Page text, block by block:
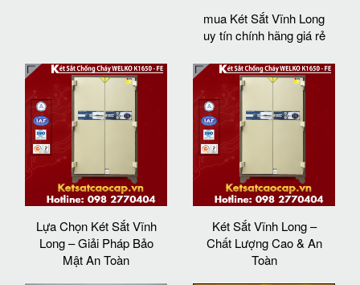
mua Két Sắt Vĩnh Long
uy tín chính hãng giá rẻ
Lựa Chọn Két Sắt Vĩnh
Long – Giải Pháp Bảo
Mật An Toàn
Két Sắt Vĩnh Long –
Chất Lượng Cao & An
Toàn